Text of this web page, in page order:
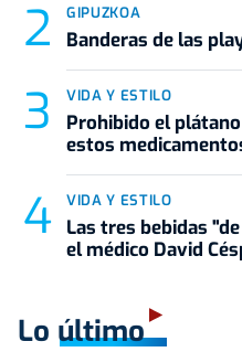
GIPUZKOA
Banderas de las
VIDA Y ESTILO
Prohibido el
estos
VIDA Y ESTILO
Las tres bebidas
el médico David
Lo último